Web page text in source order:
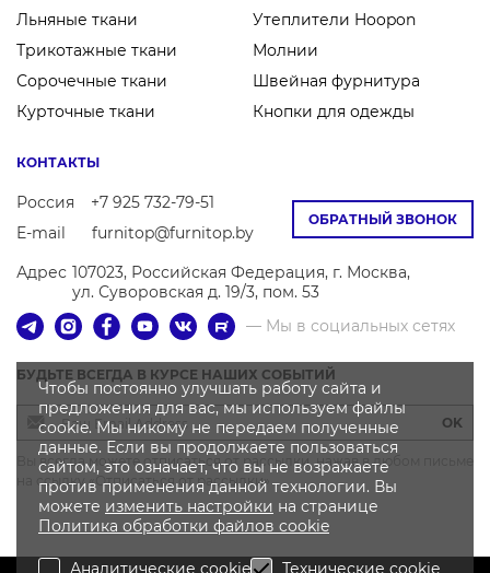
Льняные ткани
Трикотажные ткани
Сорочечные ткани
Курточные ткани
Утеплители Hoopon
Молнии
Швейная фурнитура
Кнопки для одежды
ОБРАТНЫЙ ЗВОНОК
КОНТАКТЫ
Россия
+7 925 732-79-51
E-mail
furnitop@furnitop.by
Адрес 107023, Российская Федерация, г. Москва,
ул. Суворовская д. 19/3, пом. 53
— Мы в социальных сетях
БУДЬТЕ ВСЕГДА В КУРСЕ НАШИХ СОБЫТИЙ
OK
Вы всегда можете отписаться от рассылки, нажав в любом письме
на ссылку «Отписаться от рассылки»
Чтобы постоянно улучшать работу сайта и
предложения для вас, мы используем файлы
cookie. Мы никому не передаем полученные
данные. Если вы продолжаете пользоваться
сайтом, это означает, что вы не возражаете
против применения данной технологии. Вы
можете изменить настройки на странице
Политика обработки файлов cookie
Аналитические cookie Технические cookie